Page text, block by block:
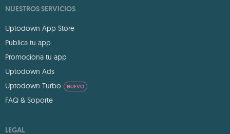
NUESTROS SERVICIOS
Uptodown App Store
Publica tu app
Promociona tu app
Uptodown Ads
Uptodown Turbo
NUEVO
FAQ & Soporte
LEGAL